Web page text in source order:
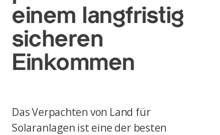
einem langfristig
sicheren
Einkommen
Das Verpachten von Land für
Solaranlagen ist eine der besten